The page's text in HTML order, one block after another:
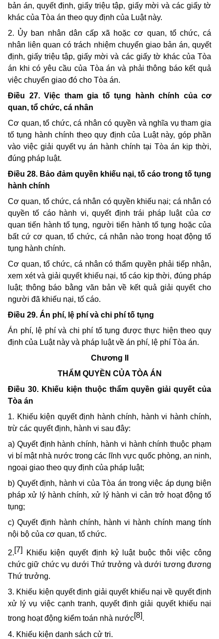
bản án, quyết định, giấy triệu tập, giấy mời và các giấy tờ
khác của Tòa án theo quy định của Luật này.
2. Ủy ban nhân dân cấp xã hoặc cơ quan, tổ chức, cá
nhân liên quan có trách nhiệm chuyển giao bản án, quyết
định, giấy triệu tập, giấy mời và các giấy tờ khác của Tòa
án khi có yêu cầu của Tòa án và phải thông báo kết quả
việc chuyển giao đó cho Tòa án.
Điều 27. Việc tham gia tố tụng hành chính của cơ
quan, tổ chức, cá nhân
Cơ quan, tổ chức, cá nhân có quyền và nghĩa vụ tham gia
tố tụng hành chính theo quy định của Luật này, góp phần
vào việc giải quyết vụ án hành chính tại Tòa án kịp thời,
đúng pháp luật.
Điều 28. Bảo đảm quyền khiếu nại, tố cáo trong tố tụng
hành chính
Cơ quan, tổ chức, cá nhân có quyền khiếu nại; cá nhân có
quyền tố cáo hành vi,quyết định trái pháp luật của cơ
quan tiến hành tố tụng, người tiến hành tố tụng hoặc của
bất cứ cơ quan, tổ chức, cá nhân nào trong hoạt động tố
tụng hành chính.
Cơ quan, tổ chức, cá nhân có thẩm quyền phải tiếp nhận,
xem xét và giải quyết khiếu nại, tố cáo kịp thời, đúng pháp
luật; thông báo bằng văn bản về kết quả giải quyết cho
người đã khiếu nại, tố cáo.
Điều 29. Án phí, lệ phí và chi phí tố tụng
Án phí, lệ phí và chi phí tố tụng được thực hiện theo quy
định của Luật này và pháp luật về án phí, lệ phí Tòa án.
Chương II
THẨM QUYỀN CỦA TÒA ÁN
Điều 30. Khiếu kiện thuộc thẩm quyền giải quyết của
Tòa án
1. Khiếu kiện quyết định hành chính, hành vi hành chính,
trừ các quyết định, hành vi sau đây:
a) Quyết định hành chính, hành vi hành chính thuộc phạm
vi bí mật nhà nước trong các lĩnh vực quốc phòng, an ninh,
ngoại giao theo quy định của pháp luật;
b) Quyết định, hành vi của Tòa án trong việc áp dụng biện
pháp xử lý hành chính, xử lý hành vi cản trở hoạt động tố
tụng;
c) Quyết định hành chính, hành vi hành chính mang tính
nội bộ của cơ quan, tổ chức.
2.[7]
Khiếu kiện quyết định kỷ luật buộc thôi việc công
chức giữ chức vụ dưới Thứ trưởng và dưới tương đương
Thứ trưởng.
3. Khiếu kiện quyết định giải quyết khiếu nại về quyết định
xử lý vụ việc cạnh tranh, quyết định giải quyết khiếu nại
trong hoạt động kiểm toán nhà nước[8].
4. Khiếu kiện danh sách cử tri.